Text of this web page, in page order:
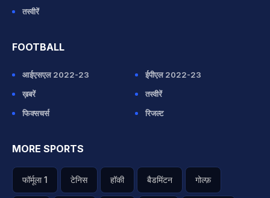
तस्वीरें
FOOTBALL
आईएसएल 2022-23
ईपीएल 2022-23
ख़बरें
तस्वीरें
फिक्सचर्स
रिजल्ट
MORE SPORTS
फॉर्मूला 1 टेनिस हॉकी बैडमिंटन गोल्फ़